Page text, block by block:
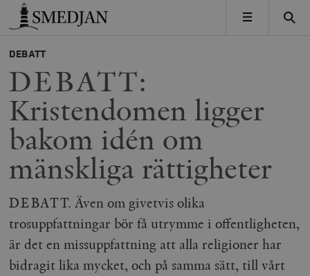
Timbro
MENY
DEBATT
DEBATT:
Kristendomen ligger
bakom idén om
mänskliga rättigheter
DEBATT. Även om givetvis olika
trosuppfattningar bör få utrymme i offentligheten,
är det en missuppfattning att alla religioner har
bidragit lika mycket, och på samma sätt, till vårt